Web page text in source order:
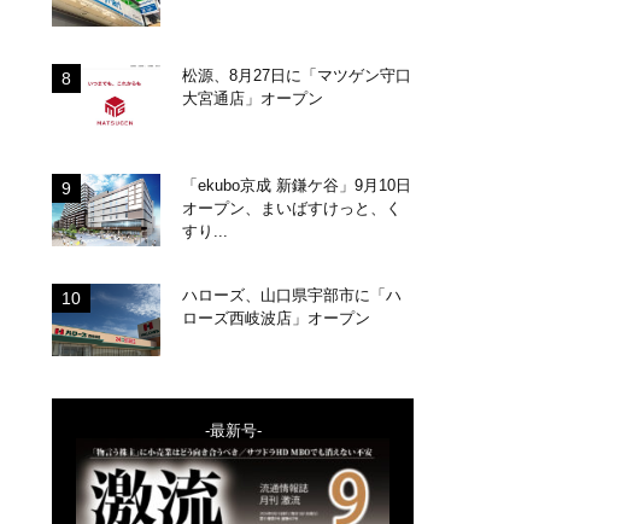
松源、8月27日に「マツゲン守口
大宮通店」オープン
「ekubo京成 新鎌ケ谷」9月10日
オープン、まいばすけっと、く
すり...
ハローズ、山口県宇部市に「ハ
ローズ西岐波店」オープン
-最新号-